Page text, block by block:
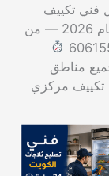
أفضل فني تكييف
مركزي في الكويت؟ دليل شامل ومحدّث لعام 2026 — من
مناطق
تكييف مركزي